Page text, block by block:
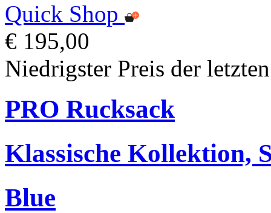
Quick Shop
€ 195,00
Niedrigster Preis der
PRO Rucksack
Klassische Kollektion,
Blue